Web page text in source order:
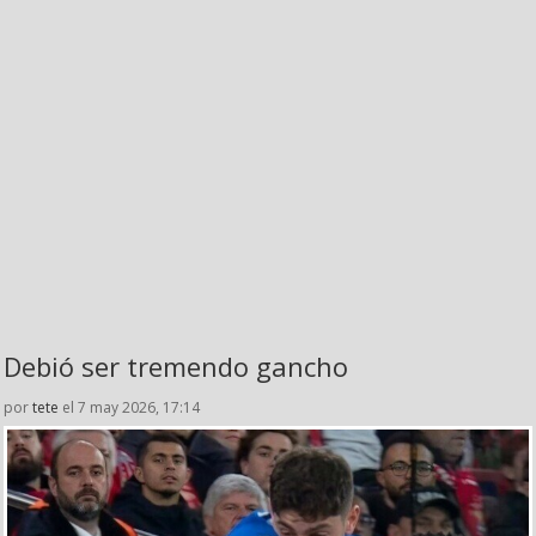
Debió ser tremendo gancho
portete el 7 may 2026, 17:14